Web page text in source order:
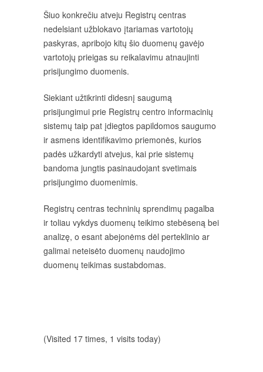
Šiuo konkrečiu atveju Registrų centras
nedelsiant užblokavo įtariamas vartotojų
paskyras, apribojo kitų šio duomenų gavėjo
vartotojų prieigas su reikalavimu atnaujinti
prisijungimo duomenis.
Siekiant užtikrinti didesnį saugumą
prisijungimui prie Registrų centro informacinių
sistemų taip pat įdiegtos papildomos saugumo
ir asmens identifikavimo priemonės, kurios
padės užkardyti atvejus, kai prie sistemų
bandoma jungtis pasinaudojant svetimais
prisijungimo duomenimis.
Registrų centras techninių sprendimų pagalba
ir toliau vykdys duomenų teikimo stebėseną bei
analizę, o esant abejonėms dėl perteklinio ar
galimai neteisėto duomenų naudojimo
duomenų teikimas sustabdomas.
(Visited 17 times, 1 visits today)